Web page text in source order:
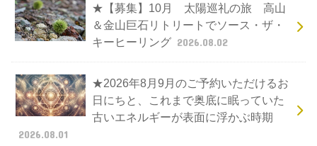
★【募集】10月 太陽巡礼の旅 高山
＆金山巨石リトリートでソース・ザ・
キーヒーリング 2026.08.02
★2026年8月9月のご予約いただけるお
日にちと、これまで奥底に眠っていた
古いエネルギーが表面に浮かぶ時期
2026.08.01